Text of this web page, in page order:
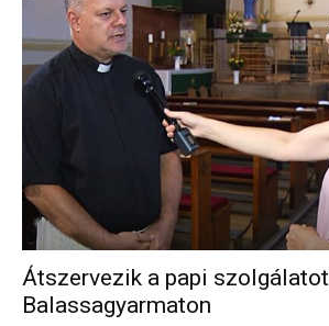
Átszervezik a papi szolgálatot
Balassagyarmaton